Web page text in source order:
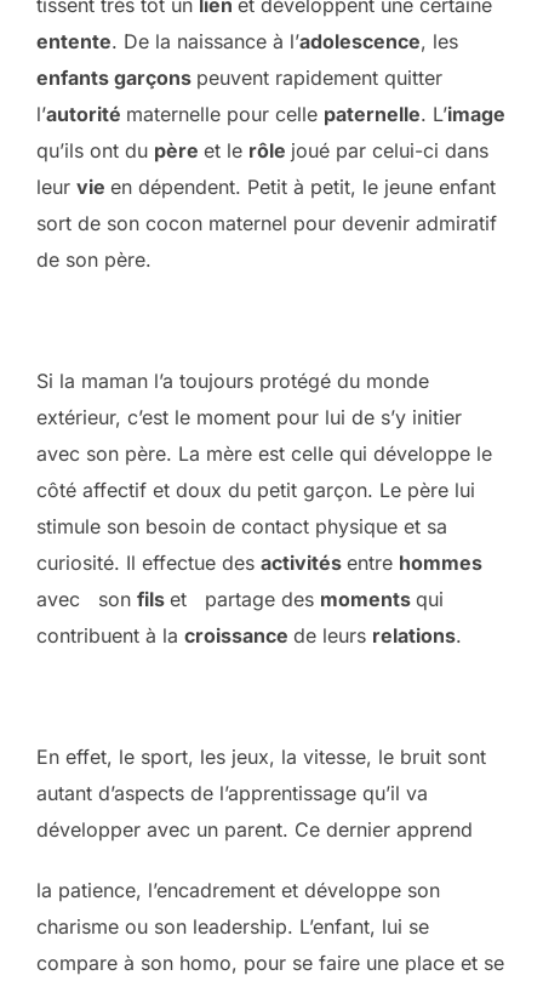
entente. De la naissance à l’adolescence, les
enfants garçons peuvent rapidement quitter
l’autorité maternelle pour celle paternelle. L’image
qu’ils ont du père et le rôle joué par celui-ci dans
leur vie en dépendent. Petit à petit, le jeune enfant
sort de son cocon maternel pour devenir admiratif
de son père.
Si la maman l’a toujours protégé du monde
extérieur, c’est le moment pour lui de s’y initier
avec son père. La mère est celle qui développe le
côté affectif et doux du petit garçon. Le père lui
stimule son besoin de contact physique et sa
curiosité. Il effectue des activités entre hommes
avec son fils et partage des moments qui
contribuent à la croissance de leurs relations.
En effet, le sport, les jeux, la vitesse, le bruit sont
autant d’aspects de l’apprentissage qu’il va
développer avec un parent. Ce dernier apprend
la patience, l’encadrement et développe son
charisme ou son leadership. L’enfant, lui se
compare à son homo, pour se faire une place et se